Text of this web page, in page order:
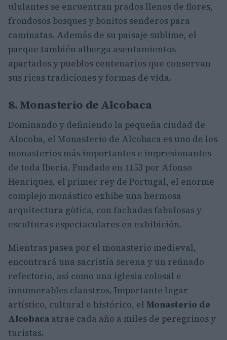
ululantes se encuentran prados llenos de flores,
frondosos bosques y bonitos senderos para
caminatas. Además de su paisaje sublime, el
parque también alberga asentamientos
apartados y pueblos centenarios que conservan
sus ricas tradiciones y formas de vida.
8. Monasterio de Alcobaca
Dominando y definiendo la pequeña ciudad de
Alocoba, el Monasterio de Alcobaca es uno de los
monasterios más importantes e impresionantes
de toda Iberia. Fundado en 1153 por Afonso
Henriques, el primer rey de Portugal, el enorme
complejo monástico exhibe una hermosa
arquitectura gótica, con fachadas fabulosas y
esculturas espectaculares en exhibición.
Mientras pasea por el monasterio medieval,
encontrará una sacristía serena y un refinado
refectorio, así como una iglesia colosal e
innumerables claustros. Importante lugar
artístico, cultural e histórico, el Monasterio de
Alcobaca atrae cada año a miles de peregrinos y
turistas.